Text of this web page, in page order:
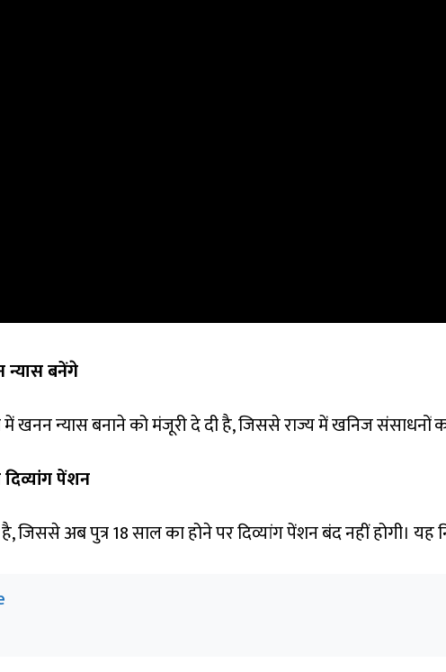
बनेंगे
खनन न्यास बनाने को मंजूरी दे दी है, जिससे राज्य में खनिज संसाधनों
पेंशन
जिससे अब पुत्र 18 साल का होने पर दिव्यांग पेंशन बंद नहीं होगी। यह